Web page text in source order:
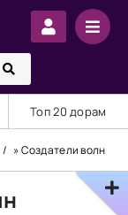
Топ 20 дорам
» Создатели волн